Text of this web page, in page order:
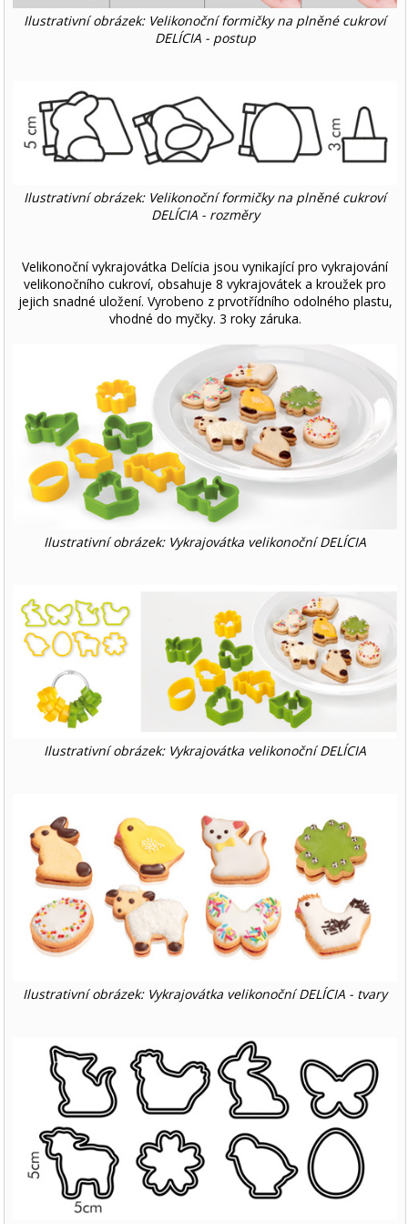
Ilustrativní obrázek: Velikonoční formičky na plněné cukroví
DELÍCIA - postup
Ilustrativní obrázek: Velikonoční formičky na plněné cukroví
DELÍCIA - rozměry
Velikonoční vykrajovátka Delícia jsou vynikající pro vykrajování
velikonočního cukroví, obsahuje 8 vykrajovátek a kroužek pro
jejich snadné uložení. Vyrobeno z prvotřídního odolného plastu,
vhodné do myčky. 3 roky záruka.
Ilustrativní obrázek: Vykrajovátka velikonoční DELÍCIA
Ilustrativní obrázek: Vykrajovátka velikonoční DELÍCIA
Ilustrativní obrázek: Vykrajovátka velikonoční DELÍCIA - tvary